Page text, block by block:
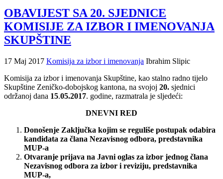
OBAVIJEST SA 20. SJEDNICE
KOMISIJE ZA IZBOR I IMENOVANJA
SKUPŠTINE
17 Maj 2017 Komisija za izbor i imenovanja Ibrahim Slipic
Komisija za izbor i imenovanja Skupštine, kao stalno radno tijelo
Skupštine Zeničko-dobojskog kantona, na svojoj 20. sjednici
održanoj dana 15.05.2017. godine, razmatrala je sljedeći:
DNEVNI RED
Donošenje Zaključka kojim se reguliše postupak odabira
kandidata za člana Nezavisnog odbora, predstavnika
MUP-a
Otvaranje prijava na Javni oglas za izbor jednog člana
Nezavisnog odbora za izbor i reviziju, predstavnika
MUP-a,